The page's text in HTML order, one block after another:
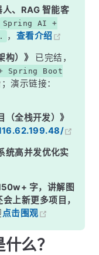
、RAG 智能客
Spring AI +
， 查看介绍
构）》
已完结，
Spring Boot
；演示链接：
（全栈开发）》
统高并发优化实
字，讲解图
上新更多项目，
点击围观
么？